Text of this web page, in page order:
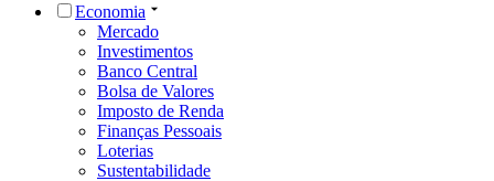
Economia
Mercado
Investimentos
Banco Central
Bolsa de Valores
Imposto de Renda
Finanças Pessoais
Loterias
Sustentabilidade